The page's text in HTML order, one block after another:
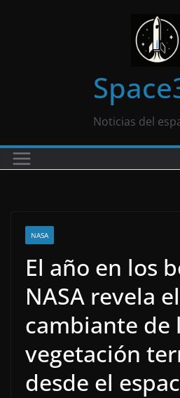
Noticias del
NASA
El año en los
NASA revela
cambiante de
vegetación
desde el